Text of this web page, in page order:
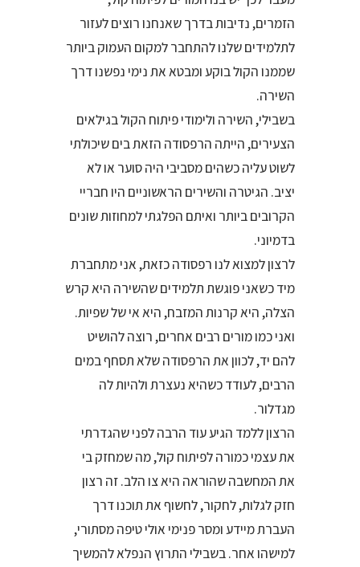
הזמרים, נדיבות בדרך שאנחנו רוצים לעזור
לתלמידים שלנו להתחבר למקום העמוק ביותר
שממנו הקול בוקע ומבטא את נימי נפשנו דרך
השירה.
בשבילי, השירה ולימודי פיתוח הקול בגילאים
הצעירים, הייתה הרפסודה הזאת בים שיכולתי
לשוט עליה כשהים מסביבי היה סוער או לא
יציב. הגיטרה והשירים הראשוניים היו חבריי
הקרובים ביותר ואיתם הפלגתי למחוזות שונים
בדמיוני.
לרצון למצוא לנו רפסודה כזאת, אני מתחברת
מיד כשאני פוגשת תלמידים שהשירה היא קרש
הצלה, היא קרנות המזבח, היא אי של שפיות.
ואני כמו מורים רבים אחרים, רוצה להושיט
להם יד, לכוון את הרפסודה שלא תסחף במים
הרבים, לעודד כשהיא נעצרת ולהיות לה
מגדלור.
הרצון ללמד הגיע עוד הרבה לפני שהגדרתי
את עצמי כמורה לפיתוח קול, מה שמחזק בי
את המחשבה שהוראה היא צו הלב. זה רצון
חזק לגלות, לחקור, לחשוף את תוכנו דרך
העברת מיידע ומסר פנימי אולי טיפה מסתורי,
למישהו אחר. בשבילי התרוץ הנפלא להמשיך